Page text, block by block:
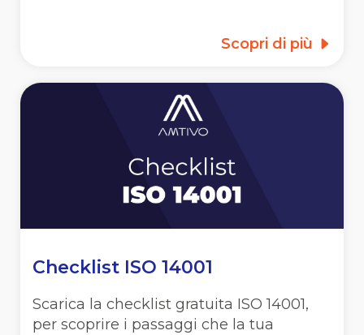
Scopri di più
Checklist ISO 14001
Scarica la checklist gratuita ISO 14001,
per scoprire i passaggi che la tua